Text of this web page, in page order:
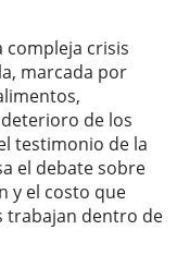
compleja crisis
marcada por
de los
testimonio de la
el debate sobre
y el costo que
trabajan dentro de